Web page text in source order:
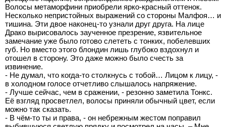
Волосы метаморфини приобрели ярко-красный оттенок.
Несколько непристойных выражений со стороны Малфоя… и
тишина. Эти двое наконец-то узнали друг друга. На лице
Драко вырисовалось заученное презрение, язвительное
замечание уже было готово слететь с тонких, побелевших
губ. Но вместо этого блондин лишь глубоко вздохнул и
отошел в сторону. Это даже можно было счесть за
извинение.
- Не думал, что когда-то столкнусь с тобой… Лицом к лицу, -
в холодном голосе отчетливо слышалось напряжение.
- Лучше сейчас, чем в сражении, - резонно заметила Тонкс.
Её взгляд просветлел, волосы приняли обычный цвет, если
можно так сказать.
- В чём-то ты и права, - он небрежным жестом поправил